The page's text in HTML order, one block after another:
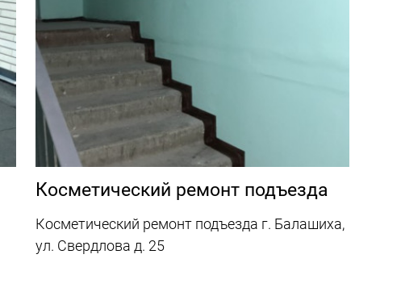
Косметический ремонт подъезда
Косметический ремонт подъезда г. Балашиха,
ул. Свердлова д. 25